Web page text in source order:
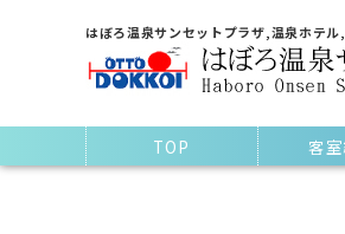
はぼろ温泉サンセットプラザ,温泉ホテル
TOP 客